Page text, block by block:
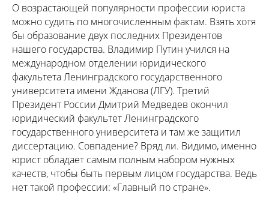
О возрастающей популярности профессии юриста
можно судить по многочисленным фактам. Взять хотя
бы образование двух последних Президентов
нашего государства. Владимир Путин учился на
международном отделении юридического
факультета Ленинградского государственного
университета имени Жданова (ЛГУ). Третий
Президент России Дмитрий Медведев окончил
юридический факультет Ленинградского
государственного университета и там же защитил
диссертацию. Совпадение? Вряд ли. Видимо, именно
юрист обладает самым полным набором нужных
качеств, чтобы быть первым лицом государства. Ведь
нет такой профессии: «Главный по стране».